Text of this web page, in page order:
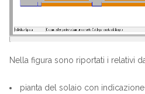
Nella figura sono riportati i relativi
pianta del solaio con